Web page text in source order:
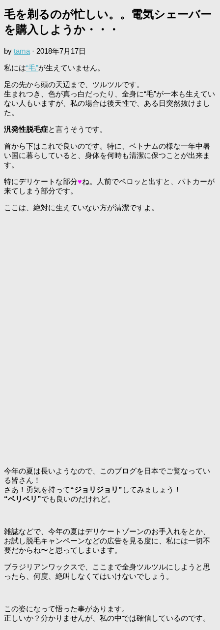
毛を剃るのが忙しい。。電気シェーバー
を購入しようか・・・
by tama · 2018年7月17日
私には“毛”が生えていません。
足の先から頭の天辺まで、ツルツルです。
生まれつき、色が真っ白だったり、全身に“毛”が一本も生えてい
ない人もいますが、私の場合は後天性で、ある日突然抜けまし
た。
汎発性脱毛症と言うそうです。
首から下はこれで良いのです。特に、ベトナムの様な一年中暑
い国に暮らしていると、身体を何時も清潔に保つことが出来ま
す。
特にデリケートな部分♥ね。人前でペロッと出すと、パトカーが
来てしまう部分です。
ここは、絶対に生えていない方が清潔ですよ。
今年の夏は長いようなので、このブログを日本でご覧なってい
る皆さん！
さあ！勇気を持って“ジョリジョリ” してみましょう！
“ベリベリ”でも良いのだけれど。
雑誌などで、今年の夏はデリケートゾーンのお手入れをとか、
お試し脱毛キャンペーンなどの広告を見る度に、私には一切不
要だからね〜と思ってしまいます。
ブラジリアンワックスで、ここまで全身ツルツルにしようと思
ったら、何度、絶叫しなくてはいけないでしょう。
この姿になって悟った事があります。
正しいか？分かりませんが、私の中では確信しているのです。